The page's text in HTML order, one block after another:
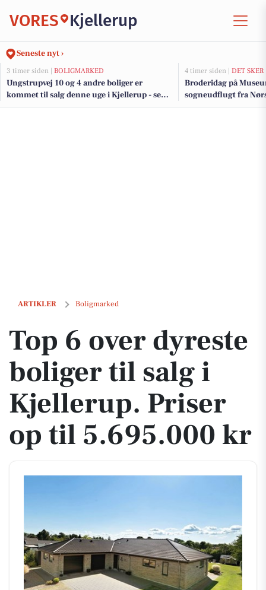
VORES Kjellerup
Seneste nyt ›
3 timer siden | BOLIGMARKED
Ungstrupvej 10 og 4 andre boliger er
kommet til salg denne uge i Kjellerup - se
boligerne her.
4 timer siden | DET SKER
Broderidag på
sogneudflugt fra
Kjellerup byder på
ARTIKLER Boligmarked
Top 6 over dyreste boliger til salg i Kjellerup. Priser op til 5.695.000
Top 6 over dyreste
boliger til salg i
Kjellerup. Priser
op til 5.695.000 kr